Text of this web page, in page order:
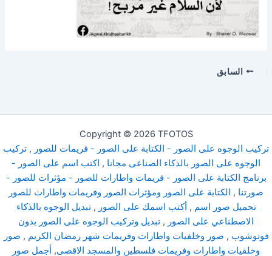
السابق
Copyright © 2026 TFOTOS
تركيب الوجوه على الصور - الكتابة على الصور - فريمات للصور , تركيب
الوجوه على الصور بالذكاء الصناعى مجانا , اكتب اسم على الصور -
برنامج الكتابة على الصور - فريمات واطارات للصور - مؤثرات للصور -
صورتنا , الكتابة على الصور ومؤثرات الصور وفريمات واطارات للصور
تحميل صور اسم , أكتب اسمك على الصور ,تبديل الوجوه بالذكاء
الاصطناعي على الصور , تبديل وتركيب الوجوه على الصور بدون
فوتوشوب , صور وخلفيات واطارات وفريمات شهر رمضان الكريم , صور
وخلفيات واطارات وفريمات فلسطين والمسجد الاقصى, أجمل صور